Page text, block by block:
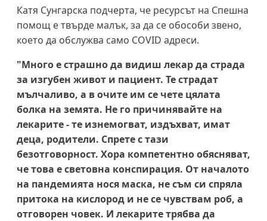
Катя Сунгарска подчерта, че ресурсът на Спешна
помощ е твърде малък, за да се обособи звено,
което да обслужва само COVID адреси.
"Много е страшно да видиш лекар да страда
за изгубен живот и пациент. Те страдат
мълчаливо, а в очите им се чете цялата
болка на земята. Не го причинявайте на
лекарите - те изнемогват, издъхват, имат
деца, родители. Спрете с тази
безотговорност. Хора компетентно обясняват,
че това е световна конспирация. От началото
на пандемията нося маска, не съм си спряла
притока на кислород и не се чувствам роб, а
отговорен човек. И лекарите трябва да